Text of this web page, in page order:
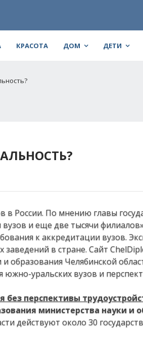
КРАСОТА ДОМ ДЕТИ
России. По мнению главы
и еще две тысячи
к аккредитации вузов.
в стране. Сайт
образования Челябинской
уральских вузов и
без перспективы
министерства науки и
действуют около 30